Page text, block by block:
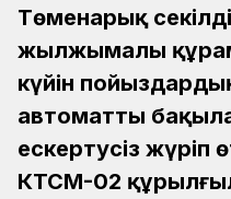
Төменарық
жылжымалы
күйін
автоматты
ескертусіз жүріп
КТСМ-02